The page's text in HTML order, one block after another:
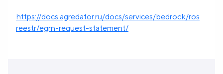
https://docs.agredator.ru/docs/services/bedrock/ros
reestr/egrn-request-statement/